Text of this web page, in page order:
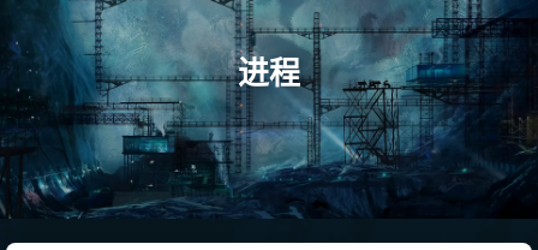
进程